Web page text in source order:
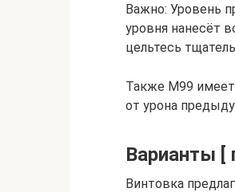
Важно: Уровень
уровня нанесёт
цельтесь
Также М99
от урона
Варианты [
Винтовка